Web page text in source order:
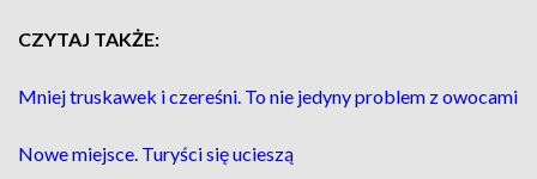
CZYTAJ TAKŻE:
Mniej truskawek i czereśni. To nie jedyny problem z owocami
Nowe miejsce. Turyści się ucieszą